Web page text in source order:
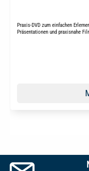
Praxis-DVD zum einfachen
Präsentationen und praxisnahe